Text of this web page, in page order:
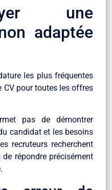
une
adaptée
les plus fréquentes
CV pour toutes les offres
pas de démontrer
candidat et les besoins
recruteurs recherchent
répondre précisément